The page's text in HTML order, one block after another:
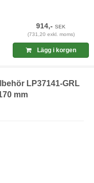
914,-SEK
(731,20 exkl. moms)
Lägg i korgen
LP37141-GRL
mm